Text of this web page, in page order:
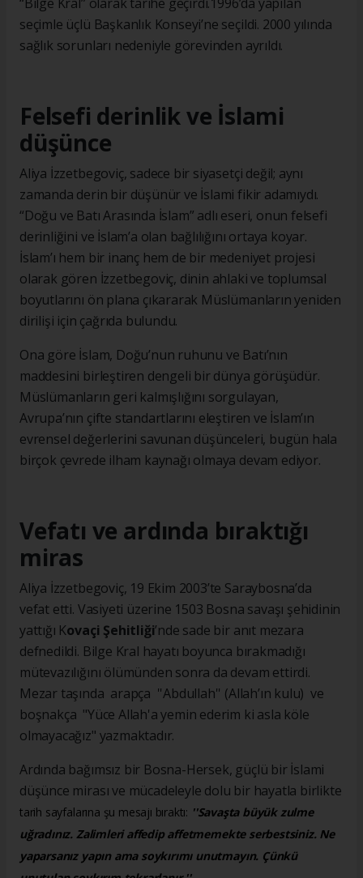
seçimle üçlü Başkanlık Konseyi’ne seçildi. 2000 yılında
sağlık sorunları nedeniyle görevinden ayrıldı.
Felsefi derinlik ve İslami
düşünce
Aliya İzzetbegoviç, sadece bir siyasetçi değil; aynı
zamanda derin bir düşünür ve İslami fikir adamıydı.
“Doğu ve Batı Arasında İslam” adlı eseri, onun felsefi
derinliğini ve İslam’a olan bağlılığını ortaya koyar.
İslam’ı hem bir inanç hem de bir medeniyet projesi
olarak gören İzzetbegoviç, dinin ahlaki ve toplumsal
boyutlarını ön plana çıkararak Müslümanların yeniden
dirilişi için çağrıda bulundu.
Ona göre İslam, Doğu’nun ruhunu ve Batı’nın
maddesini birleştiren dengeli bir dünya görüşüdür.
Müslümanların geri kalmışlığını sorgulayan,
Avrupa’nın çifte standartlarını eleştiren ve İslam’ın
evrensel değerlerini savunan düşünceleri, bugün hala
birçok çevrede ilham kaynağı olmaya devam ediyor.
Vefatı ve ardında bıraktığı
miras
Aliya İzzetbegoviç, 19 Ekim 2003’te Saraybosna’da
vefat etti. Vasiyeti üzerine 1503 Bosna savaşı şehidinin
yattığı Kovaçi Şehitliği’nde sade bir anıt mezara
defnedildi. Bilge Kral hayatı boyunca bırakmadığı
mütevazılığını ölümünden sonra da devam ettirdi.
Mezar taşında arapça ''Abdullah'' (Allah’ın kulu) ve
boşnakça "Yüce Allah'a yemin ederim ki asla köle
olmayacağız" yazmaktadır.
Ardında bağımsız bir Bosna-Hersek, güçlü bir İslami
düşünce mirası ve mücadeleyle dolu bir hayatla birlikte
tarih sayfalarına şu mesajı bıraktı: ''Savaşta büyük zulme
uğradınız. Zalimleri affedip affetmemekte serbestsiniz. Ne
yaparsanız yapın ama soykırımı unutmayın. Çünkü